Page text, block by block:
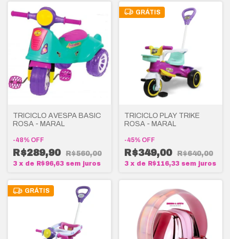
TRICICLO AVESPA BASIC
ROSA - MARAL
-48% OFF
R$289,90 R$560,00
3 x de R$96,63 sem juros
GRÁTIS
TRICICLO PLAY TRIKE
ROSA - MARAL
-45% OFF
R$349,00 R$640,00
3 x de R$116,33 sem juros
GRÁTIS